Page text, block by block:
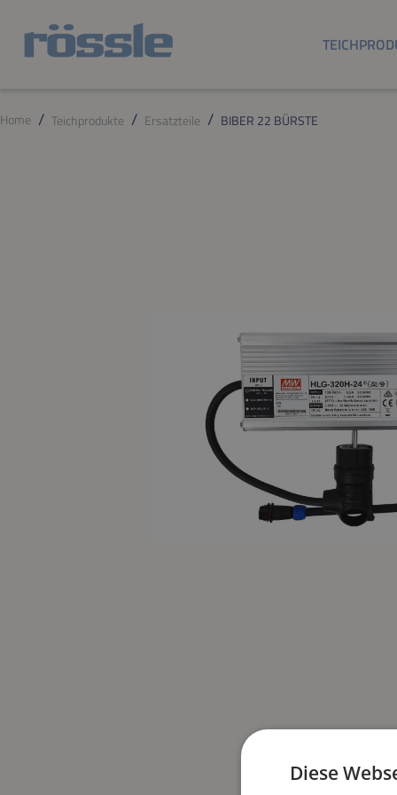
Hauptinhalt springen
Zur Suche springen
Zur Hauptnavigation springen
Home Teichprodukte Ersatzteile BIBER 22 BÜRSTE
Diese